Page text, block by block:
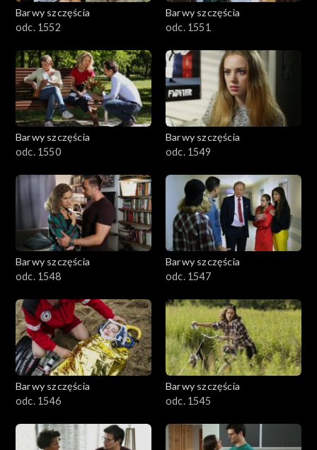
Barwy szczęścia
odc. 1552
Barwy szczęścia
odc. 1551
Barwy szczęścia
odc. 1550
Barwy szczęścia
odc. 1549
Barwy szczęścia
odc. 1548
Barwy szczęścia
odc. 1547
Barwy szczęścia
odc. 1546
Barwy szczęścia
odc. 1545